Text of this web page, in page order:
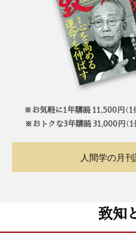
※お気軽に1年購読 11,500円（
※おトクな3年購読 31,000円（
人間学の月
致知